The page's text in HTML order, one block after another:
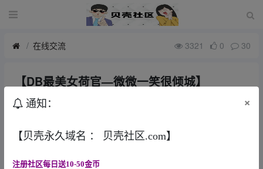
在线交流 3321 0 30
【DB最美女荷官—微微一笑很倾城】
守财奴
那个丑逼让我过两关，这个狗东西来了直接点杀我150要不然我
通知： ×
【贝壳永久域名 ： 贝壳社区.com】
注册社区每日送10-50金币